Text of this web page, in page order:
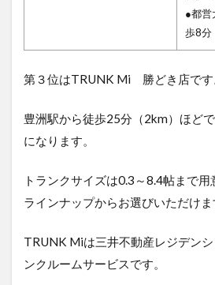
●都
歩8分
第３位はTRUNK Mi 勝どき店です
豊洲駅から徒歩25分（2km）ほど
になります。
トランクサイズは0.3～8.4帖まで
ラインナップからお選びいただけま
TRUNK Miは三井不動産レジデン
ンクルームサービスです。